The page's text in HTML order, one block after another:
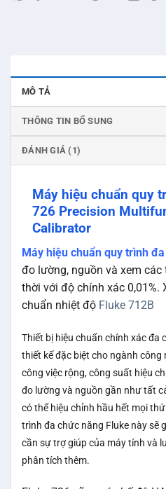
MÔ TẢ
THÔNG TIN BỔ SUNG
ĐÁNH GIÁ (1)
Máy hiệu chuẩn quy
726 Precision
Calibrator
Máy hiệu chuẩn quy trình
đo lường, nguồn và xem
thời với độ chính xác 0,01%.
chuẩn nhiệt độ Fluke 712B
Thiết bị hiệu chuẩn chính xác đa
thiết kế đặc biệt cho ngành công
công việc rộng, công suất hiệu
đo lường và nguồn gần như tất
có thể hiệu chỉnh hầu hết mọi
trình đa chức năng Fluke này sẽ
cần sự trợ giúp của máy tính và
phân tích thêm.